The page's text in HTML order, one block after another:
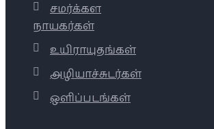
சமர்க்கள
நாயகர்கள்
உயிராயுதங்கள்
அழியாச்சுடர்கள்
ஒளிப்படங்கள்